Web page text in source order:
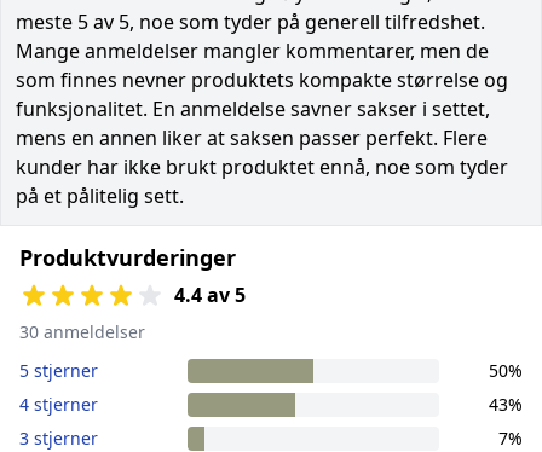
meste 5 av 5, noe som tyder på generell tilfredshet.
Mange anmeldelser mangler kommentarer, men de
som finnes nevner produktets kompakte størrelse og
funksjonalitet. En anmeldelse savner sakser i settet,
mens en annen liker at saksen passer perfekt. Flere
kunder har ikke brukt produktet ennå, noe som tyder
på et pålitelig sett.
Produktvurderinger
4.4 av 5
30 anmeldelser
5 stjerner
50%
4 stjerner
43%
3 stjerner
7%